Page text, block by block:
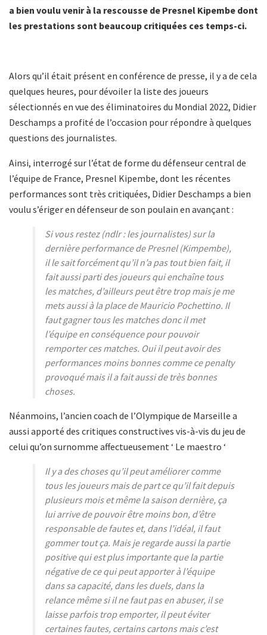
a bien voulu venir à la rescousse de Presnel Kipembe dont
les prestations sont beaucoup critiquées ces temps-ci.
Alors qu’il était présent en conférence de presse, il y a de cela
quelques heures, pour dévoiler la liste des joueurs
sélectionnés en vue des éliminatoires du Mondial 2022, Didier
Deschamps a profité de l’occasion pour répondre à quelques
questions des journalistes.
Ainsi, interrogé sur l’état de forme du défenseur central de
l’équipe de France, Presnel Kipembe, dont les récentes
performances sont très critiquées, Didier Deschamps a bien
voulu s’ériger en défenseur de son poulain en avançant :
Si vous restez (ndlr : les journalistes) sur la
dernière performance de Presnel (Kimpembe),
il le sait forcément qu’il n’a pas tout bien fait, il
fait aussi parti des joueurs qui enchaîne tous
les matches, d’ailleurs peut être trop mais je me
mets aussi à la place de Mauricio Pochettino. Il
faut gagner tous les matches donc il met
l’équipe en conséquence pour pouvoir
remporter ces matches. Oui il peut avoir des
performances moins bonnes comme ce penalty
provoqué mais il a fait aussi de très bonnes
choses.
Néanmoins, l’ancien coach de l’Olympique de Marseille a
aussi apporté des critiques constructives vis-à-vis du jeu de
celui qu’on surnomme affectueusement ‘ Le maestro ‘
Il y a des choses qu’il peut améliorer comme
tous les joueurs mais de part ce qu’il fait depuis
plusieurs mois et même la saison dernière, ça
lui arrive de pouvoir être moins bon, d’être
responsable de fautes et, dans l’idéal, il faut
gommer tout ça. Mais je regarde aussi la partie
positive qui est plus importante que la partie
négative de ce qui peut apporter à l’équipe
dans sa capacité, dans les duels, dans la
relance même si il ne faut pas en abuser, il se
laisse parfois trop emporter, il peut éviter
certaines fautes, certains cartons mais c’est